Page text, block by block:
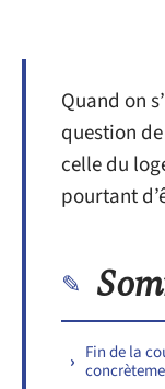
Quand on
question
celle du
pourtant
Fin de la